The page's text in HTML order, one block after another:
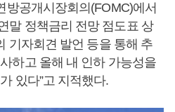
방공개시장회의(FOMC)에서
말 정책금리 전망 점도표 상
기자회견 발언 등을 통해 추
하고 올해 내 인하 가능성을
있다”고 지적했다.